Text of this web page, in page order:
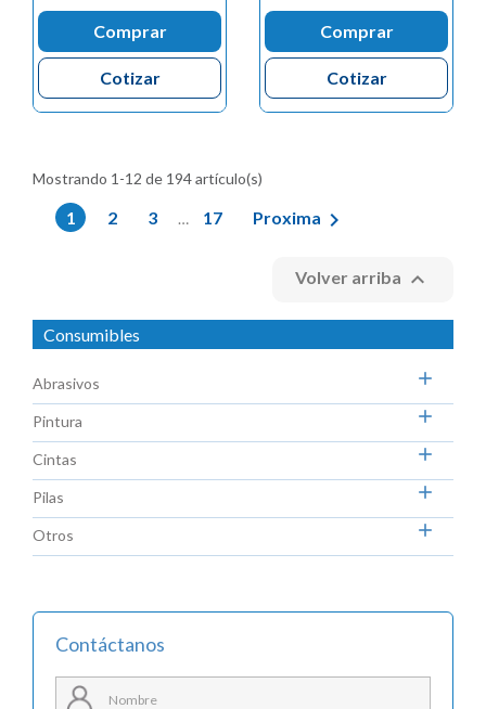
Consumibles
Abrasivos 
Pintura 
Cintas 
Pilas 
Otros 
Contáctanos
Comprar
Cotizar
Comprar
Cotizar
Mostrando 1-12 de 194 artículo(s)
1 2 3 … 17 Proxima 
Volver arriba 